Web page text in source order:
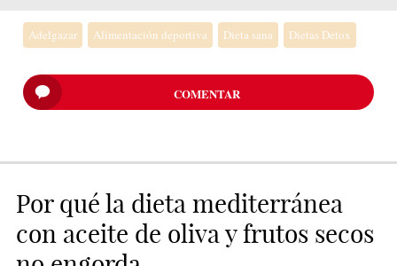
Adelgazar Alimentación deportiva Dieta sana Dietas Detox
COMENTAR
Por qué la dieta mediterránea
con aceite de oliva y frutos secos